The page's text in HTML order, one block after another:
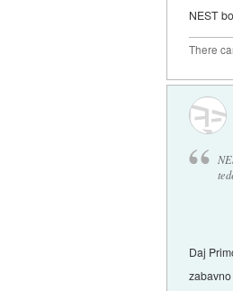
NEST
There
Daj
zabavno